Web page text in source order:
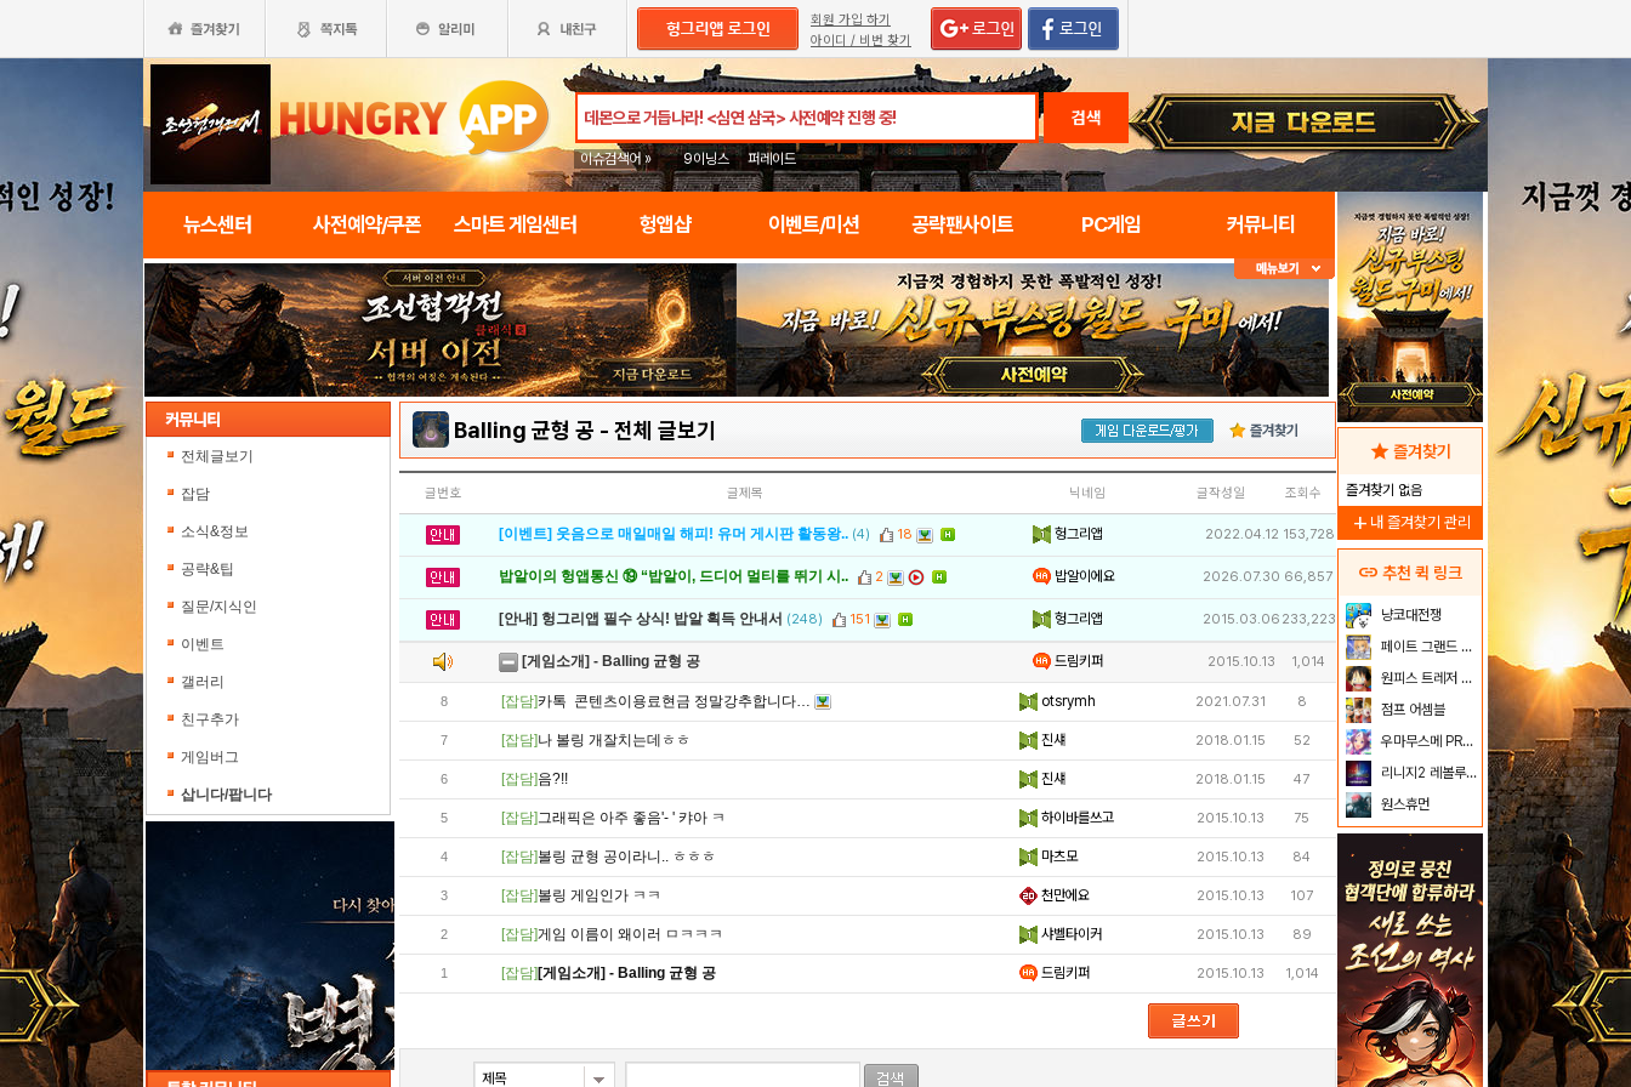
회원 가입 하기
아이디 / 비번 찾기
검색
이슈검색어 » 9이닝스 퍼레이드
뉴스센터 사전예약/쿠폰 스마트 게임센터 헝앱샵 이벤트/미션 공략팬사이트 PC게임 커뮤니티
전체글보기
잡담
소식&정보
공략&팁
질문/지식인
이벤트
갤러리
친구추가
게임버그
삽니다/팝니다
Balling 균형 공 - 전체 글보기 즐겨찾기
글번호 글제목 닉네임 글작성일 조회수
[이벤트] 웃음으로 매일매일 해피! 유머 게시판 활동왕.. (4) 18 헝그리앱 2022.04.12 153,728
밥알이의 헝앱통신 ⑲ “밥알이, 드디어 멀티를 뛰기 시.. 2 밥알이에요 2026.07.30 66,857
[안내] 헝그리앱 필수 상식! 밥알 획득 안내서 (248) 151 헝그리앱 2015.03.06 233,223
[게임소개] - Balling 균형 공 드림키퍼 2015.10.13 1,014
8 [잡담]카톡 콘텐츠이용료현금 정말강추합니다… otsrymh 2021.07.31 8
7 [잡담]나 볼링 개잘치는데ㅎㅎ 진섀 2018.01.15 52
6 [잡담]음?!! 진섀 2018.01.15 47
5 [잡담]그래픽은 아주 좋음'- ' 캬아 ㅋ 하이바를쓰고 2015.10.13 75
4 [잡담]볼링 균형 공이라니.. ㅎㅎㅎ 마츠모 2015.10.13 84
3 [잡담]볼링 게임인가 ㅋㅋ 천만에요 2015.10.13 107
2 [잡담]게임 이름이 왜이러 ㅁㅋㅋㅋ 샤벨타이커 2015.10.13 89
1 [잡담] [게임소개] - Balling 균형 공 드림키퍼 2015.10.13 1,014
star 즐겨찾기
즐겨찾기 없음
add 내 즐겨찾기 관리
link 추천 퀵 링크
냥코대전쟁
페이트 그랜드 오더
원피스 트레저 크루즈
점프 어셈블
우마무스메 PRETTY DERBY
리니지2 레볼루션
원스휴먼